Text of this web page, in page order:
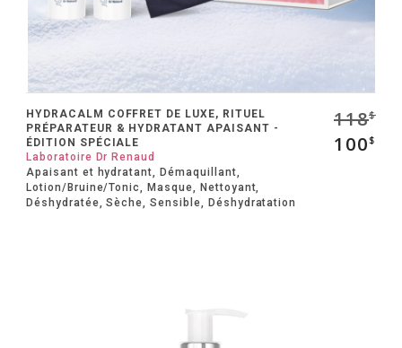
HYDRACALM COFFRET DE LUXE, RITUEL
PRÉPARATEUR & HYDRATANT APAISANT -
ÉDITION SPÉCIALE
Laboratoire Dr Renaud
Apaisant et hydratant, Démaquillant,
Lotion/Bruine/Tonic, Masque, Nettoyant,
Déshydratée, Sèche, Sensible, Déshydratation
118$
100$